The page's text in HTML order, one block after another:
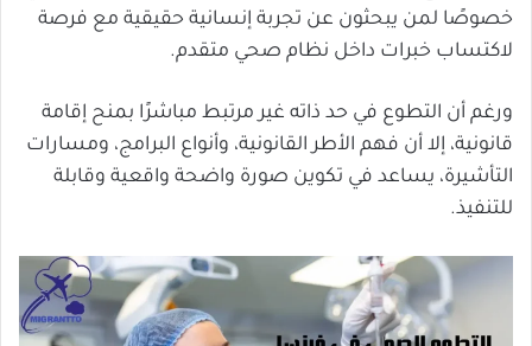
خصوصًا لمن يبحثون عن تجربة إنسانية حقيقية مع فرصة
لاكتساب خبرات داخل نظام صحي متقدم.
ورغم أن التطوع في حد ذاته غير مرتبط مباشرًا بمنح إقامة
قانونية، إلا أن فهم الأطر القانونية، وأنواع البرامج، ومسارات
التأشيرة، يساعد في تكوين صورة واضحة واقعية وقابلة
للتنفيذ.